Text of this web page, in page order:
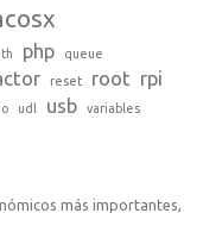
php queue
reset root rpi
udl usb variables
más importantes,